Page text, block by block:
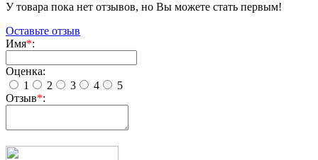
У товара пока нет отзывов, но Вы можете стать первым!
Оставьте отзыв
Имя*:
Оценка:
1
2 3 4
5
Отзыв*: